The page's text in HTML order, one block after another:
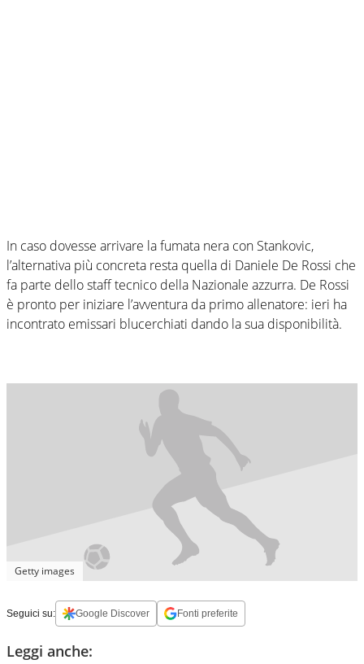
In caso dovesse arrivare la fumata nera con Stankovic,
l’alternativa più concreta resta quella di Daniele De Rossi che
fa parte dello staff tecnico della Nazionale azzurra. De Rossi
è pronto per iniziare l’avventura da primo allenatore: ieri ha
incontrato emissari blucerchiati dando la sua disponibilità.
Getty images
Seguici su: Google Discover Fonti preferite
Leggi anche: